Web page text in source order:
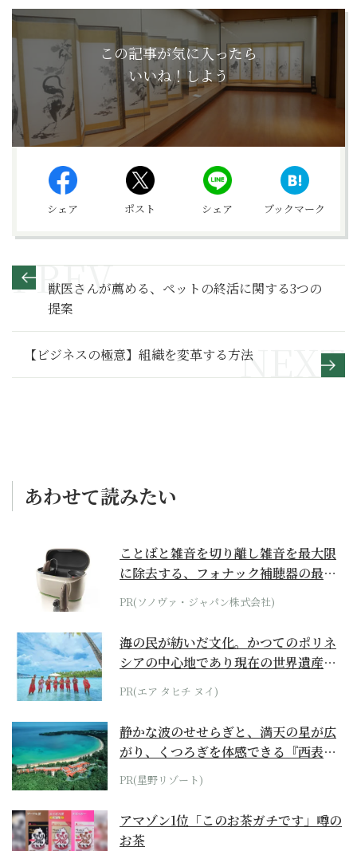
この記事が気に入ったら
いいね！しよう
シェア ポスト シェア ブックマーク
獣医さんが薦める、ペットの終活に関する3つの
提案
【ビジネスの極意】組織を変革する方法
あわせて読みたい
ことばと雑音を切り離し雑音を最大限
に除去する、フォナック補聴器の最上
位モデル
PR(ソノヴァ・ジャパン株式会社)
海の民が紡いだ文化。かつてのポリネ
シアの中心地であり現在の世界遺産か
らみえてくる...
PR(エア タヒチ ヌイ)
静かな波のせせらぎと、満天の星が広
がり、くつろぎを体感できる『西表島
ホテル by...
PR(星野リゾート)
アマゾン1位「このお茶ガチです」噂の
お茶